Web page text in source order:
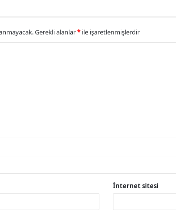
Gerekli alanlar* ile işaretlenmişlerdir
İnternet sitesi